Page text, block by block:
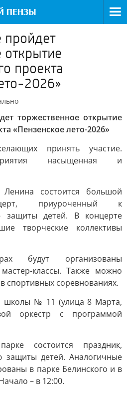
пройдет
открытие
проекта
2026»
торжественное открытие
«Пензенское лето-2026»
принять участие.
насыщенная и
состоится большой
приуроченный к
защиты детей. В концерте
творческие коллективы
будут организованы
классы. Также можно
спортивных соревнованиях.
школы № 11 (улица 8 Марта,
оркестр с программой
состоится праздник,
детей. Аналогичные
в парке Белинского и в
– в 12:00.